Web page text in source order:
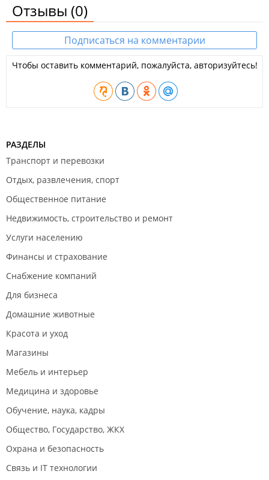
Отзывы (0)
Подписаться на комментарии
Чтобы оставить комментарий, пожалуйста, авторизуйтесь!
РАЗДЕЛЫ
Транспорт и перевозки
Отдых, развлечения, спорт
Общественное питание
Недвижимость, строительство и ремонт
Услуги населению
Финансы и страхование
Снабжение компаний
Для бизнеса
Домашние животные
Красота и уход
Магазины
Мебель и интерьер
Медицина и здоровье
Обучение, наука, кадры
Общество, Государство, ЖКХ
Охрана и безопасность
Связь и IT технологии